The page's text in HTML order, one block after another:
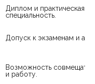
Диплом и практическая
специальность.
Допуск к экзаменам и
Возможность совмещать
и работу.